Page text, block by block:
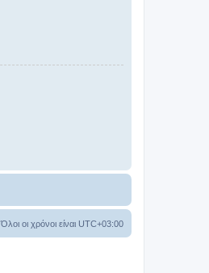
Όλοι οι χρόνοι είναι UTC+03:00